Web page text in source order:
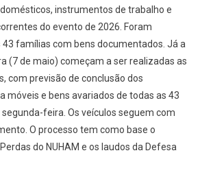
instrumentos de trabalho e
do evento de 2026. Foram
famílias com bens documentados. Já a
(7 de maio) começam a ser realizadas as
com previsão de conclusão dos
móveis e bens avariados de todas as 43
feira. Os veículos seguem com
O processo tem como base o
do NUHAM e os laudos da Defesa